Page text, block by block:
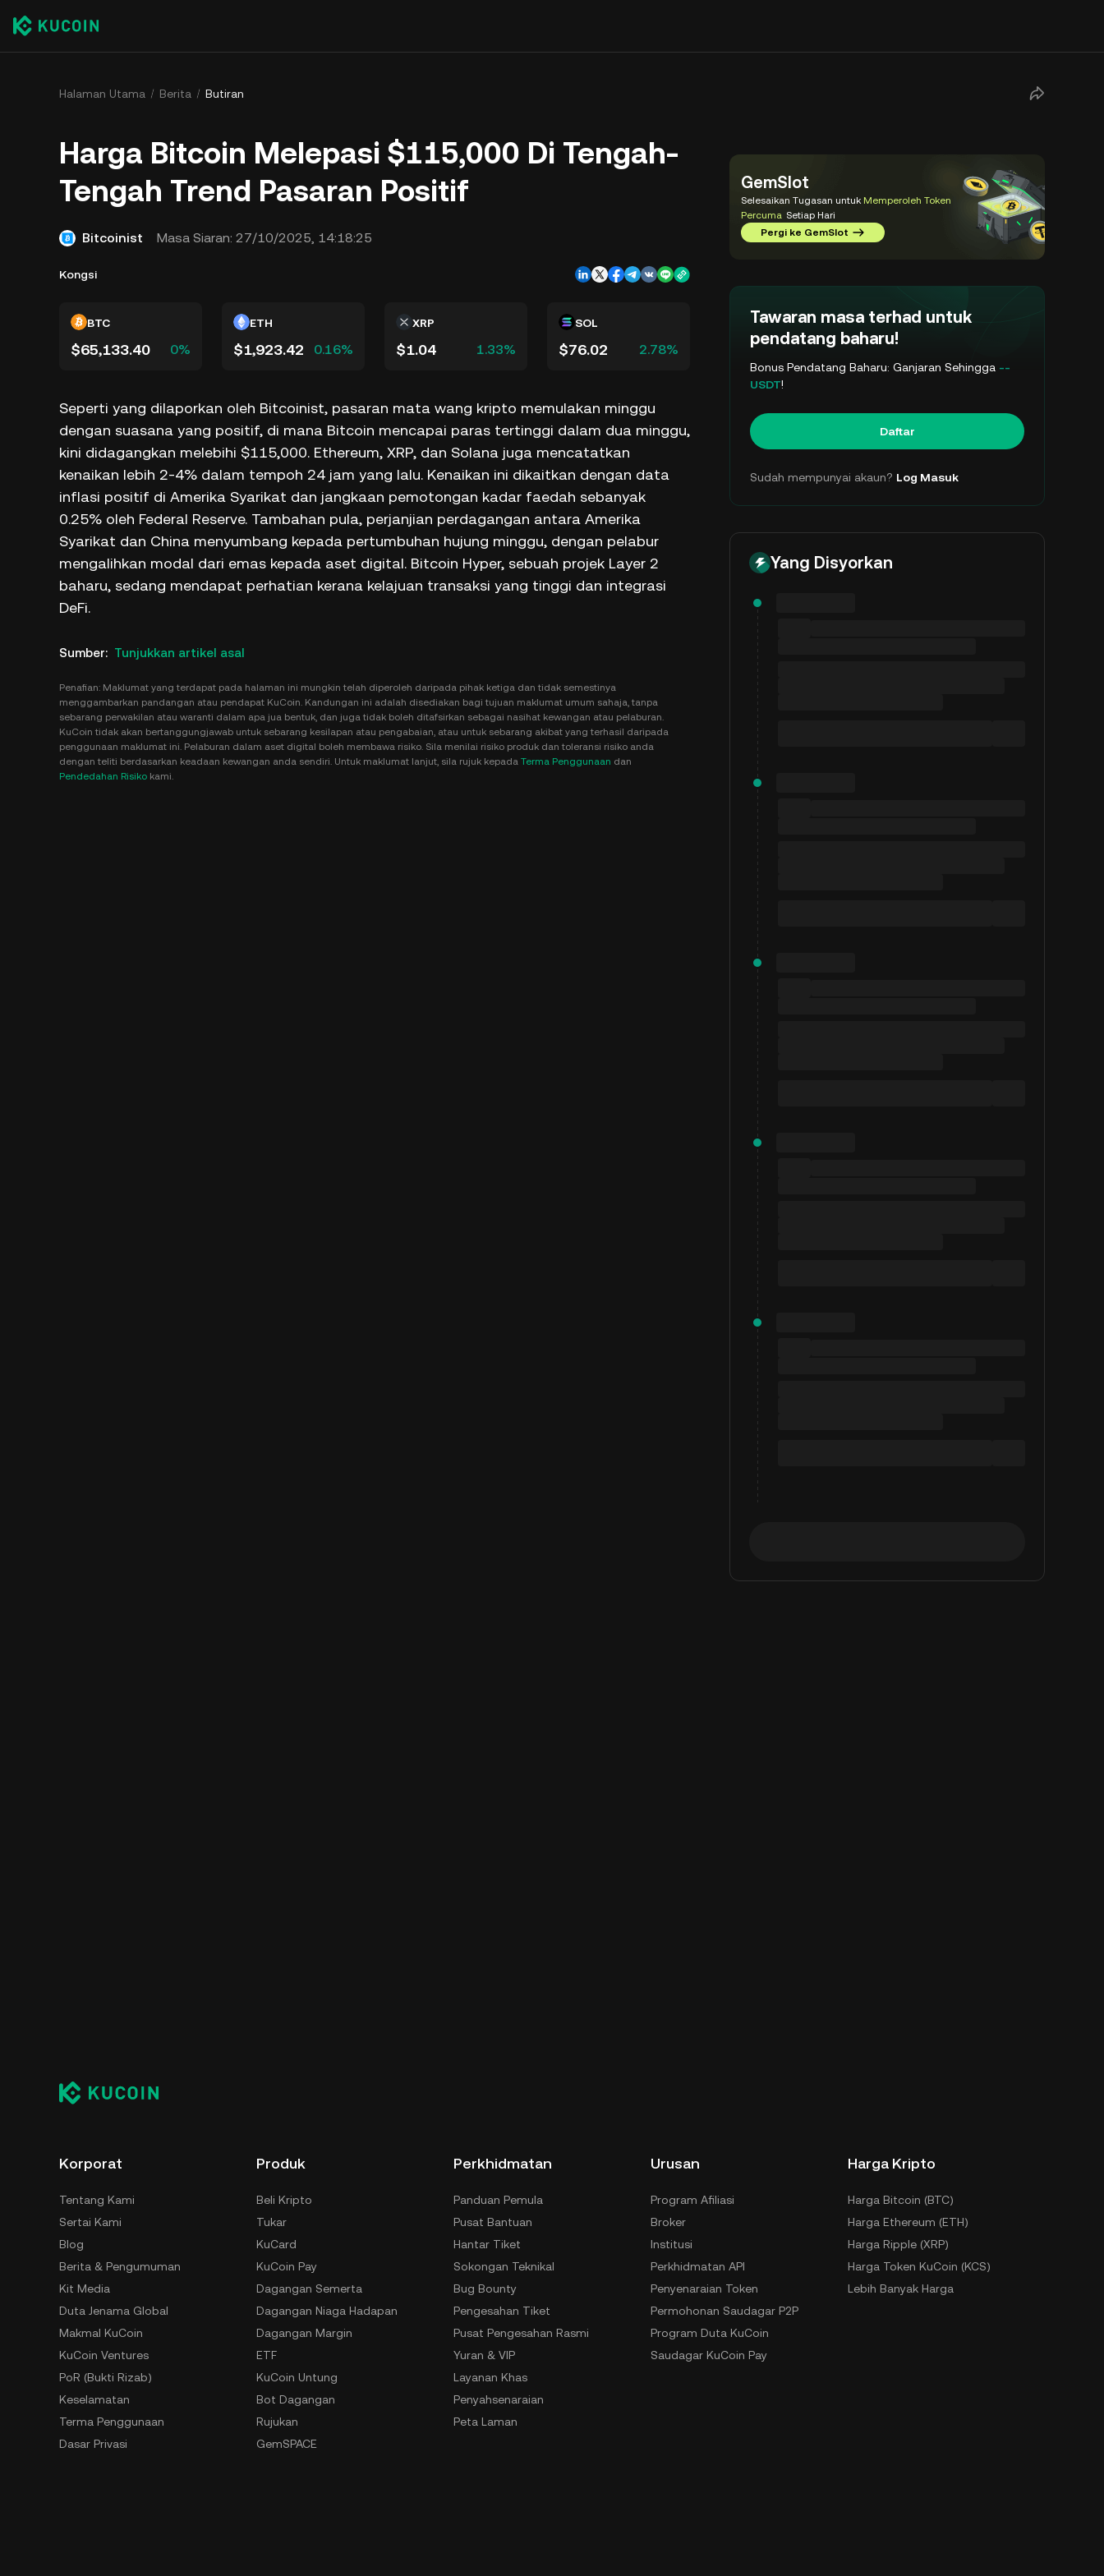
Halaman Utama Berita Butiran
Harga Bitcoin Melepasi $115,000 Di Tengah-
Tengah Trend Pasaran Positif
Bitcoinist Masa Siaran: 27/10/2025, 14:18:25
Kongsi
BTC
$65,133.40 0%
ETH
$1,923.42 0.16%
XRP
$1.04 1.33%
SOL
$76.02 2.78%
Seperti yang dilaporkan oleh Bitcoinist, pasaran mata wang kripto memulakan minggu
dengan suasana yang positif, di mana Bitcoin mencapai paras tertinggi dalam dua minggu,
kini didagangkan melebihi $115,000. Ethereum, XRP, dan Solana juga mencatatkan
kenaikan lebih 2-4% dalam tempoh 24 jam yang lalu. Kenaikan ini dikaitkan dengan data
inflasi positif di Amerika Syarikat dan jangkaan pemotongan kadar faedah sebanyak
0.25% oleh Federal Reserve. Tambahan pula, perjanjian perdagangan antara Amerika
Syarikat dan China menyumbang kepada pertumbuhan hujung minggu, dengan pelabur
mengalihkan modal dari emas kepada aset digital. Bitcoin Hyper, sebuah projek Layer 2
baharu, sedang mendapat perhatian kerana kelajuan transaksi yang tinggi dan integrasi
DeFi.
Sumber: Tunjukkan artikel asal
Penafian: Maklumat yang terdapat pada halaman ini mungkin telah diperoleh daripada pihak ketiga dan tidak semestinya
menggambarkan pandangan atau pendapat KuCoin. Kandungan ini adalah disediakan bagi tujuan maklumat umum sahaja, tanpa
sebarang perwakilan atau waranti dalam apa jua bentuk, dan juga tidak boleh ditafsirkan sebagai nasihat kewangan atau pelaburan.
KuCoin tidak akan bertanggungjawab untuk sebarang kesilapan atau pengabaian, atau untuk sebarang akibat yang terhasil daripada
penggunaan maklumat ini. Pelaburan dalam aset digital boleh membawa risiko. Sila menilai risiko produk dan toleransi risiko anda
dengan teliti berdasarkan keadaan kewangan anda sendiri. Untuk maklumat lanjut, sila rujuk kepada Terma Penggunaan dan
Pendedahan Risiko kami.
GemSlot
Selesaikan Tugasan untuk Memperoleh Token
Percuma Setiap Hari
Pergi ke GemSlot
Tawaran masa terhad untuk
pendatang baharu!
Bonus Pendatang Baharu: Ganjaran Sehingga --
USDT!
Daftar
Sudah mempunyai akaun? Log Masuk
Yang Disyorkan
Korporat
Tentang Kami
Sertai Kami
Blog
Berita & Pengumuman
Kit Media
Duta Jenama Global
Makmal KuCoin
KuCoin Ventures
PoR (Bukti Rizab)
Keselamatan
Terma Penggunaan
Dasar Privasi
Produk
Beli Kripto
Tukar
KuCard
KuCoin Pay
Dagangan Semerta
Dagangan Niaga Hadapan
Dagangan Margin
ETF
KuCoin Untung
Bot Dagangan
Rujukan
GemSPACE
Perkhidmatan
Panduan Pemula
Pusat Bantuan
Hantar Tiket
Sokongan Teknikal
Bug Bounty
Pengesahan Tiket
Pusat Pengesahan Rasmi
Yuran & VIP
Layanan Khas
Penyahsenaraian
Peta Laman
Urusan
Program Afiliasi
Broker
Institusi
Perkhidmatan API
Penyenaraian Token
Permohonan Saudagar P2P
Program Duta KuCoin
Saudagar KuCoin Pay
Harga Kripto
Harga Bitcoin (BTC)
Harga Ethereum (ETH)
Harga Ripple (XRP)
Harga Token KuCoin (KCS)
Lebih Banyak Harga